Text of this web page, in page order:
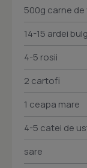
500g carne de
14-15 ardei
4-5 rosii
2 cartofi
1 ceapa mare
4-5 catei de
sare